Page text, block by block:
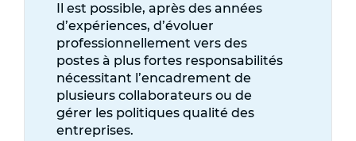
Il est possible, après des années
d’expériences, d’évoluer
professionnellement vers des
postes à plus fortes responsabilités
nécessitant l’encadrement de
plusieurs collaborateurs ou de
gérer les politiques qualité des
entreprises.